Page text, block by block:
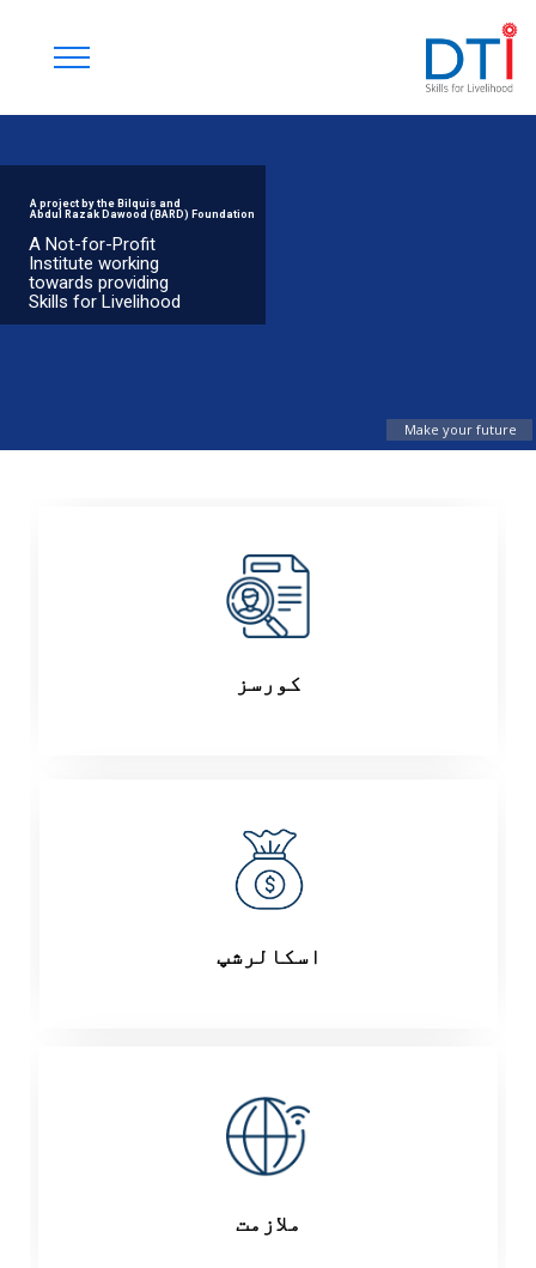
Make your future
A Not-for-Profit
Institute working
towards providing
Skills for Livelihood
A project by the Bilquis and
Abdul Razak Dawood (BARD) Foundation
کورسز
اسکالرشپ
ملازمت